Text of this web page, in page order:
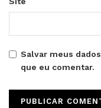
Salvar meus
que eu comentar.